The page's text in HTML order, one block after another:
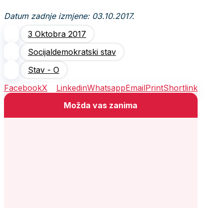
Datum zadnje izmjene: 03.10.2017.
3 Oktobra 2017
Socijaldemokratski stav
Stav - O
FacebookX LinkedinWhatsappEmailPrintShortlink
Možda vas zanima